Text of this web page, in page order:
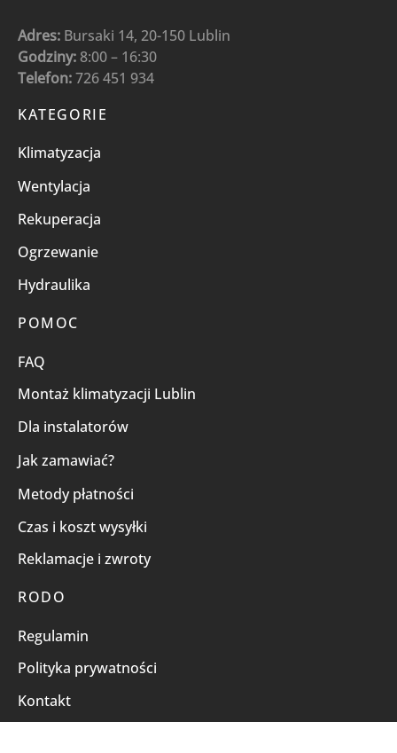
Adres: Bursaki 14, 20-150 Lublin
Godziny: 8:00 – 16:30
Telefon:726 451 934
KATEGORIE
Klimatyzacja
Wentylacja
Rekuperacja
Ogrzewanie
Hydraulika
POMOC
FAQ
Montaż klimatyzacji Lublin
Dla instalatorów
Jak zamawiać?
Metody płatności
Czas i koszt wysyłki
Reklamacje i zwroty
RODO
Regulamin
Polityka prywatności
Kontakt